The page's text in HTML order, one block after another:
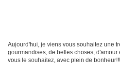
Aujourd'hui, je viens vous souhaitez une
gourmandises, de belles choses, d'amour
vous le souhaitez, avec plein de